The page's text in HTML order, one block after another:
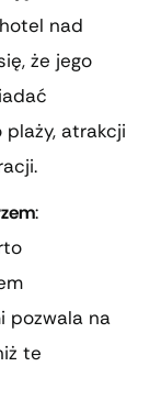
nad
że jego
atrakcji
:
pozwala na
te